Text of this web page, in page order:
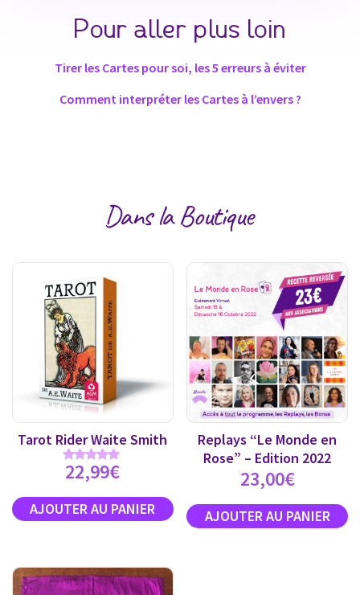
Pour aller plus loin
Tirer les Cartes pour soi, les 5 erreurs à éviter
Comment interpréter les Cartes à l’envers ?
Dans la Boutique
Tarot Rider Waite Smith
Note
4.89
22,99€
Replays “Le Monde en
Rose” – Edition 2022
23,00€